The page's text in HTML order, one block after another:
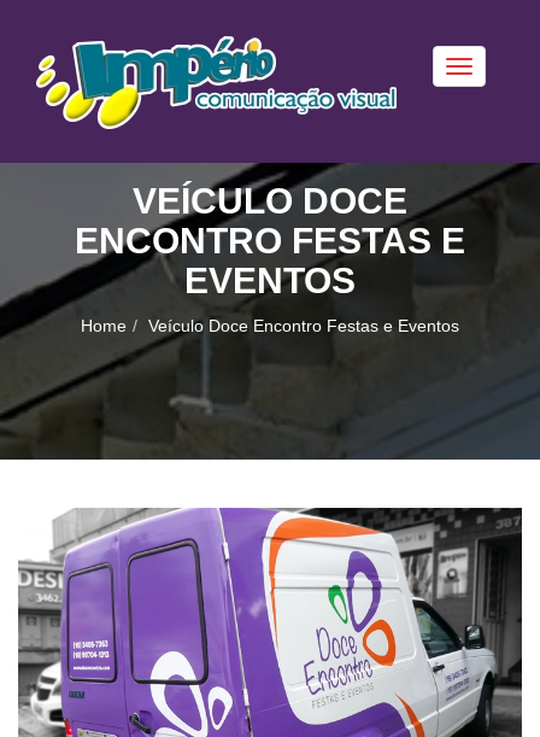
Toggle
navigation
VEÍCULO DOCE
ENCONTRO FESTAS E
EVENTOS
Home Veículo Doce Encontro Festas e Eventos